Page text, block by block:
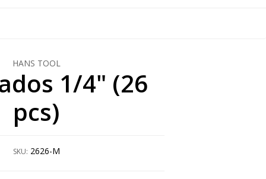
HANS TOOL
1/4" (26
pcs)
SKU: 2626-M